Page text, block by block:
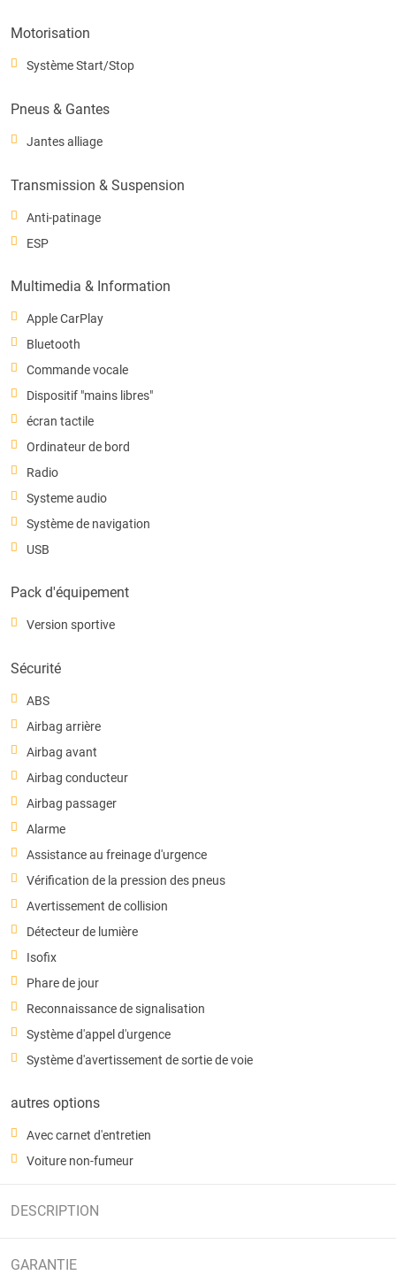
Motorisation
Système Start/Stop
Pneus & Gantes
Jantes alliage
Transmission & Suspension
Anti-patinage
ESP
Multimedia & Information
Apple CarPlay
Bluetooth
Commande vocale
Dispositif "mains libres"
écran tactile
Ordinateur de bord
Radio
Systeme audio
Système de navigation
USB
Pack d'équipement
Version sportive
Sécurité
ABS
Airbag arrière
Airbag avant
Airbag conducteur
Airbag passager
Alarme
Assistance au freinage d'urgence
Vérification de la pression des pneus
Avertissement de collision
Détecteur de lumière
Isofix
Phare de jour
Reconnaissance de signalisation
Système d'appel d'urgence
Système d'avertissement de sortie de voie
autres options
Avec carnet d'entretien
Voiture non-fumeur
DESCRIPTION
GARANTIE